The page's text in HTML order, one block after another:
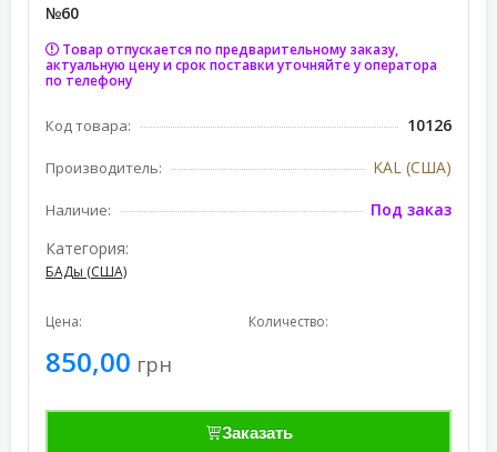
№60
Товар отпускается по предварительному заказу,
актуальную цену и срок поставки уточняйте у оператора
по телефону
Код товара: 10126
Производитель: KAL (США)
Наличие:
Под заказ
Категория:
БАДы (США)
Цена:
850,00 грн
Количество:
Заказать